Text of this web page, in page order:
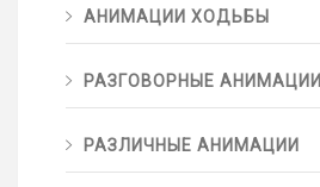
АНИМАЦИИ ХОДЬБЫ
РАЗГОВОРНЫЕ АНИМАЦИИ
РАЗЛИЧНЫЕ АНИМАЦИИ